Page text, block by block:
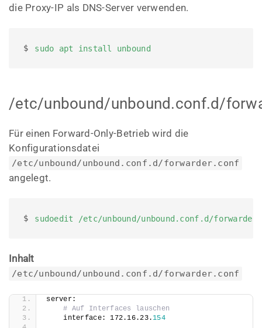
die Proxy-IP als DNS-Server verwenden.
$ sudo apt install unbound
/etc/unbound/unbound.conf.d/
Für einen Forward-Only-Betrieb wird die
Konfigurationsdatei
/etc/unbound/unbound.conf.d/forwarder.conf
angelegt.
$ sudoedit /etc/unbound/unbound.conf.d/
Inhalt
/etc/unbound/unbound.conf.d/forwarder.conf
server:
# Auf Interfaces lauschen
    interface: 172.16.23.
154